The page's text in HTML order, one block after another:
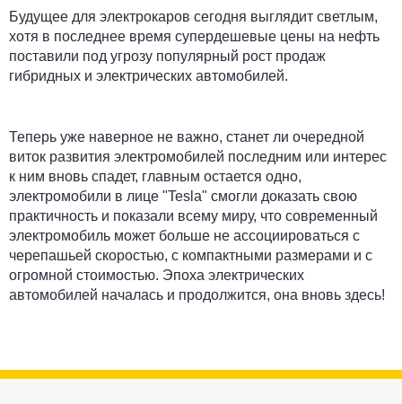
Будущее для электрокаров сегодня выглядит светлым,
хотя в последнее время супердешевые цены на нефть
поставили под угрозу популярный рост продаж
гибридных и электрических автомобилей.
Теперь уже наверное не важно, станет ли очередной
виток развития электромобилей последним или интерес
к ним вновь спадет, главным остается одно,
электромобили в лице "Tesla" смогли доказать свою
практичность и показали всему миру, что современный
электромобиль может больше не ассоциироваться с
черепашьей скоростью, с компактными размерами и с
огромной стоимостью. Эпоха электрических
автомобилей началась и продолжится, она вновь здесь!